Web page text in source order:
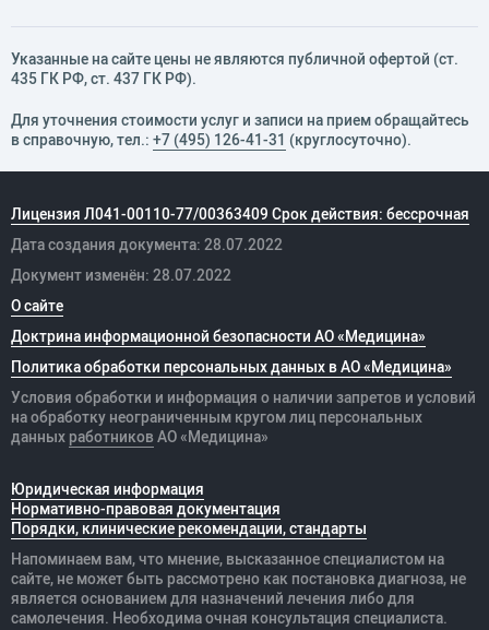
Указанные на сайте цены не являются публичной офертой (ст.
435 ГК РФ, cт. 437 ГК РФ).
Для уточнения стоимости услуг и записи на прием обращайтесь
в справочную, тел.: +7 (495) 126-41-31 (круглосуточно).
Лицензия Л041-00110-77/00363409 Срок действия: бессрочная
Дата создания документа: 28.07.2022
Документ изменён: 28.07.2022
О сайте
Доктрина информационной безопасности АО «Медицина»
Политика обработки персональных данных в АО «Медицина»
Условия обработки и информация о наличии запретов и условий
на обработку неограниченным кругом лиц персональных
данных работников АО «Медицина»
Юридическая информация
Нормативно-правовая документация
Порядки, клинические рекомендации, стандарты
Напоминаем вам, что мнение, высказанное специалистом на
сайте, не может быть рассмотрено как постановка диагноза, не
является основанием для назначений лечения либо для
самолечения. Необходима очная консультация специалиста.